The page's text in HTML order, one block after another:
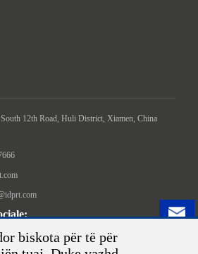
biskota për të për
12th Road, Huli District, Xiamen, China